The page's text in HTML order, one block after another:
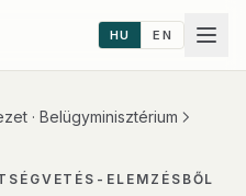
HU EN
· Belügyminisztérium
ELEMZÉSBŐL